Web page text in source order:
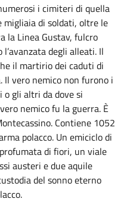
i cimiteri di quella
migliaia di soldati, oltre le
la Linea Gustav, fulcro
degli alleati. Il
il martirio dei caduti di
vero nemico non furono i
gli altri da dove si
nemico fu la guerra. È
Contiene 1052
polacco. Un emiciclo di
di fiori, un viale
austeri e due aquile
del sonno eterno